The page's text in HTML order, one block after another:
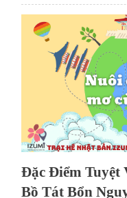
Đặc Điểm Tuyệt
Bồ Tát Bổn